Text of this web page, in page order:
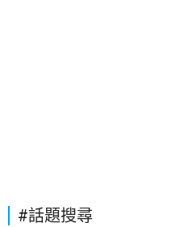
#話題搜尋